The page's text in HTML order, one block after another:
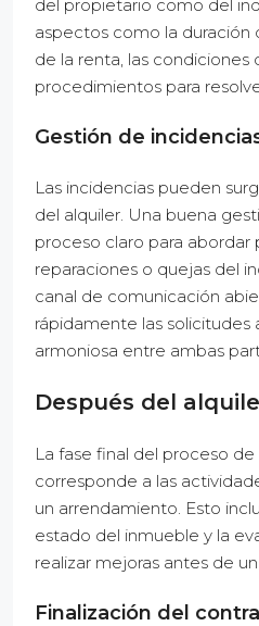
del propietario como del
aspectos como la duración
de la renta, las condiciones
procedimientos para
Gestión de
Las incidencias pueden
del alquiler. Una buena
proceso claro para
reparaciones o quejas del
canal de comunicación
rápidamente las solicitudes
armoniosa entre ambas
Después del
La fase final del proceso
corresponde a las
un arrendamiento. Esto
estado del inmueble y la
realizar mejoras antes de
Finalización del